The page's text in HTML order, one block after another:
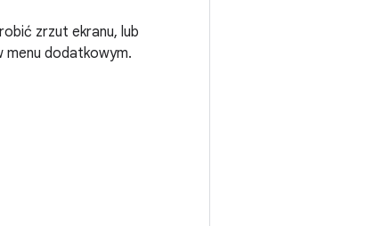
zrzut ekranu, lub
menu dodatkowym.